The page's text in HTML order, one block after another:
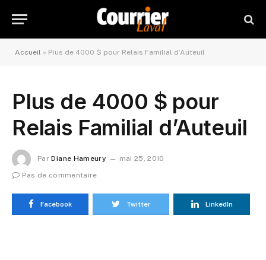
Accueil » Plus de 4000 $ pour Relais Familial d’Auteuil
Plus de 4000 $ pour
Relais Familial d’Auteuil
Par Diane Hameury
mai 25, 2010
Pas de commentaire
Facebook Twitter LinkedIn